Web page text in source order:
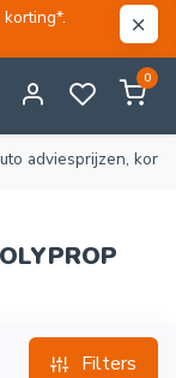
0
adviesprijzen,
Filters